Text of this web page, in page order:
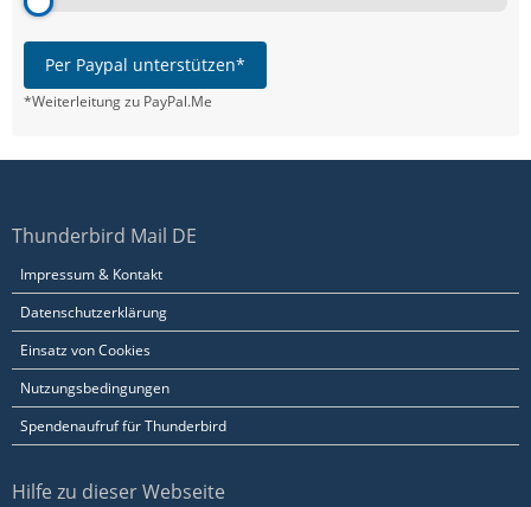
Per Paypal unterstützen*
*Weiterleitung zu PayPal.Me
Thunderbird Mail DE
Impressum & Kontakt
Datenschutzerklärung
Einsatz von Cookies
Nutzungsbedingungen
Spendenaufruf für Thunderbird
Hilfe zu dieser Webseite